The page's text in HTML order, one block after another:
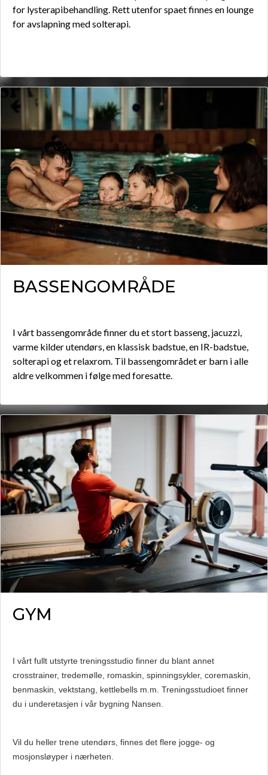
for lysterapibehandling. Rett utenfor spaet finnes en lounge
for avslapning med solterapi.
BASSENGOMRÅDE
I vårt bassengområde finner du et stort basseng, jacuzzi,
varme kilder utendørs, en klassisk badstue, en IR-badstue,
solterapi og et relaxrom. Til bassengområdet er barn i alle
aldre velkommen i følge med foresatte.
GYM
I vårt fullt utstyrte treningsstudio finner du blant annet
crosstrainer, tredemølle, romaskin, spinningsykler, coremaskin,
benmaskin, vektstang, kettlebells m.m. Treningsstudioet finner
du i underetasjen i vår bygning Nansen.
Vil du heller trene utendørs, finnes det flere jogge- og
mosjonsløyper i nærheten.